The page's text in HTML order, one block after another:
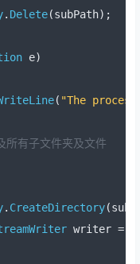
. Delete(subPath);
e)
( "The
有子文件夹及文件
. CreateDirectory(
writer =